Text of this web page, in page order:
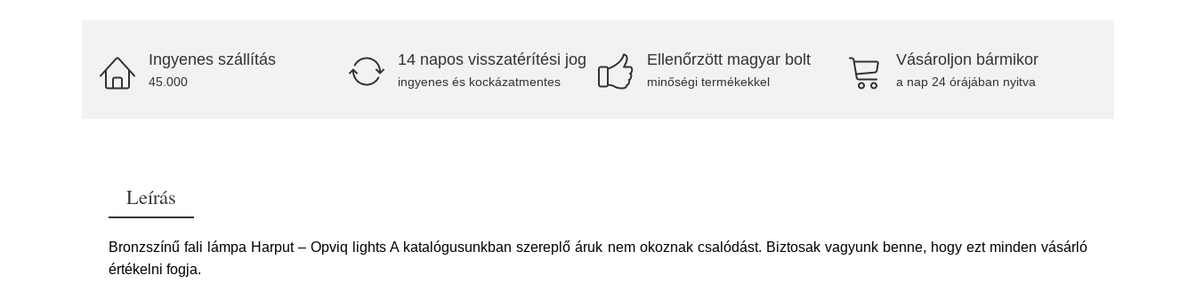
Ingyenes szállítás
45.000
14 napos visszatérítési jog
ingyenes és kockázatmentes
Ellenőrzött magyar bolt
minőségi termékekkel
Vásároljon bármikor
a nap 24 órájában nyitva
Leírás
Bronzszínű fali lámpa Harput – Opviq lights A katalógusunkban szereplő áruk nem okoznak csalódást. Biztosak vagyunk benne, hogy ezt minden vásárló
értékelni fogja.